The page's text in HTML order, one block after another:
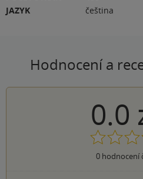
JAZYK
čeština
Hodnocení a
0.0
0hodnocení